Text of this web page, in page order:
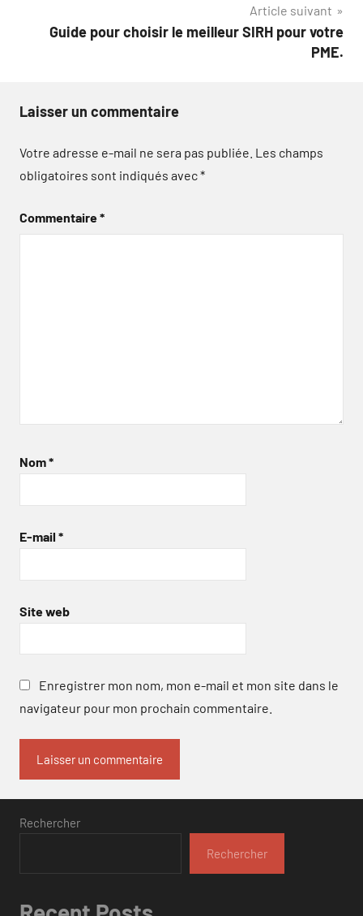
Article suivant
Guide pour choisir le meilleur SIRH pour votre
PME.
Laisser un commentaire
Votre adresse e-mail ne sera pas publiée. Les champs
obligatoires sont indiqués avec*
Commentaire*
Nom*
E-mail *
Site web
Enregistrer mon nom, mon e-mail et mon site dans le
navigateur pour mon prochain commentaire.
Rechercher
Rechercher